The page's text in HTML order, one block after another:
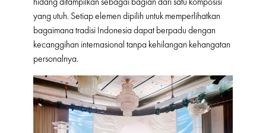
yang utuh. Setiap elemen dipilih untuk memperlihatkan
bagaimana tradisi Indonesia dapat berpadu dengan
kecanggihan internasional tanpa kehilangan kehangatan
personalnya.